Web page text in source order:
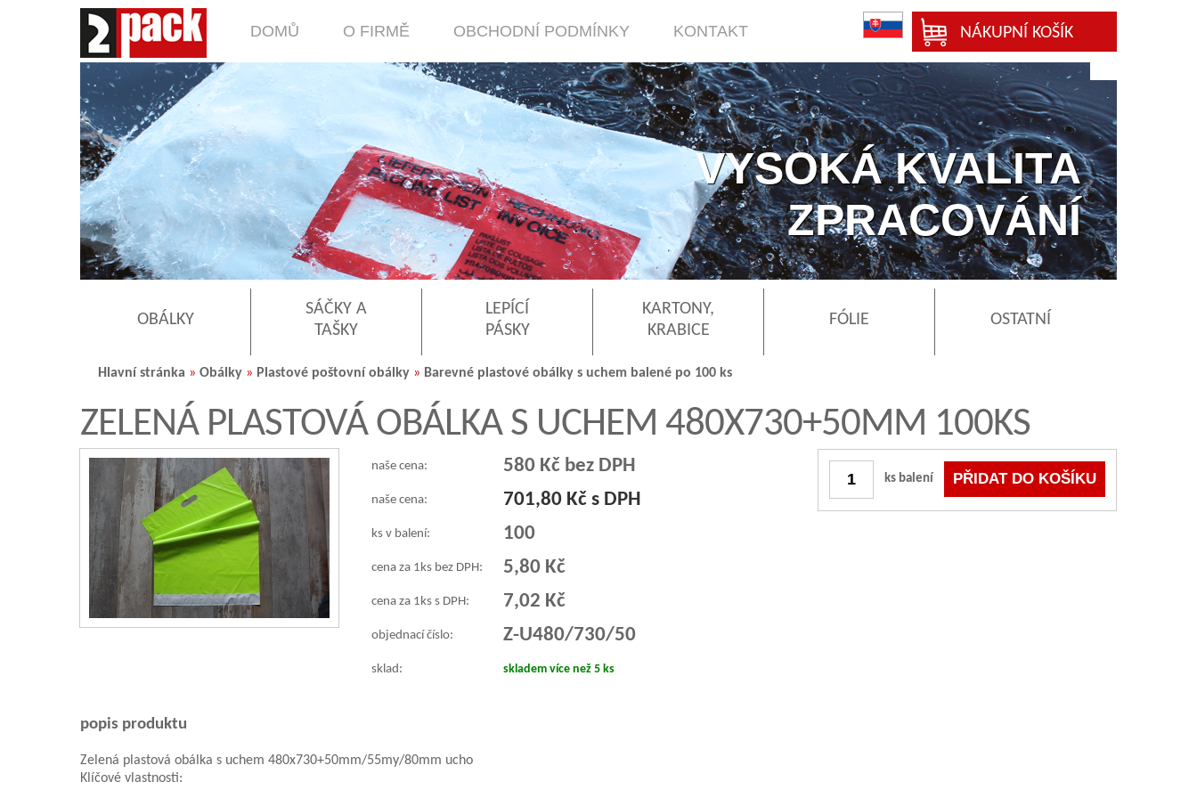
DOMŮ O FIRMĚ OBCHODNÍ PODMÍNKY KONTAKT NÁKUPNÍ KOŠÍK
VYSOKÁ KVALITA
ZPRACOVÁNÍ
OBÁLKY
SÁČKY A
TAŠKY
LEPÍCÍ
PÁSKY
KARTONY,
KRABICE
FÓLIE OSTATNÍ
Hlavní stránka » Obálky » Plastové poštovní obálky » Barevné plastové obálky s uchem balené po 100 ks
ZELENÁ PLASTOVÁ OBÁLKA S UCHEM 480X730+50MM 100KS
naše cena: 580 Kč bez DPH
naše cena: 701,80 Kč s DPH
ks v balení: 100
cena za 1ks bez DPH: 5,80 Kč
cena za 1ks s DPH: 7,02 Kč
objednací číslo: Z-U480/730/50
sklad: skladem více než 5 ks
ks balení
popis produktu
Zelená plastová obálka s uchem 480x730+50mm/55my/80mm ucho
Klíčové vlastnosti: